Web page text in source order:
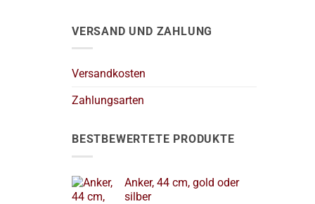
VERSAND UND ZAHLUNG
Versandkosten
Zahlungsarten
BESTBEWERTETE PRODUKTE
Anker, 44 cm, gold oder
silber